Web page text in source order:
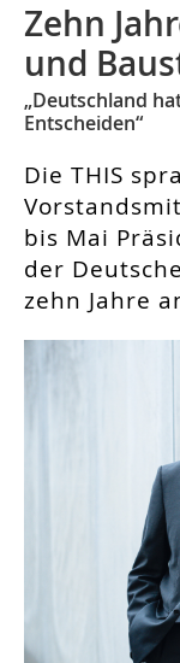
Zehn
und
„Deutschland
Entscheiden“
Die THIS
bis Mai
der
zehn Jahre